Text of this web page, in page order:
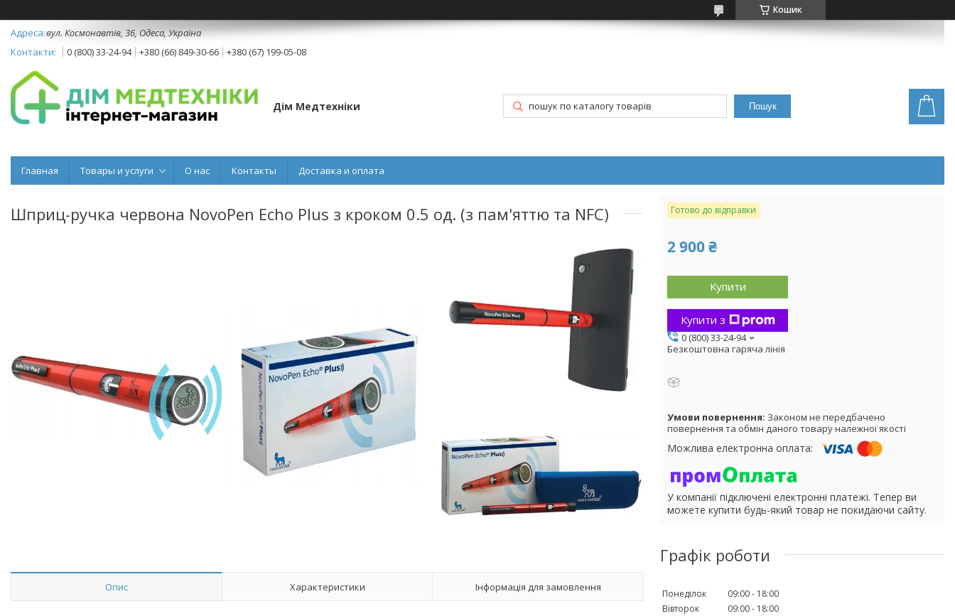
Кошик
вул. Космонавтів, 36, Одеса, Україна
0 (800) 33-24-94
+380 (66) 849-30-66 +380 (67) 199-05-08
Дім Медтехніки Пошук
Главная Товары и услуги О нас Контакты Доставка и оплата
Шприц-ручка червона NovoPen Echo Plus з кроком 0.5 од. (з пам'яттю та NFC)
Опис Характеристики Інформація для замовлення
Готово до відправки
2 900 ₴
Купити
Купити з
0 (800) 33-24-94
Безкоштовна гаряча лінія
Законом не передбачено
повернення та обмін даного товару належної якості
У компанії підключені електронні платежі. Тепер ви
можете купити будь-який товар не покидаючи сайту.
Графік роботи
Понеділок 09:00
18:00
Вівторок
09:00
18:00